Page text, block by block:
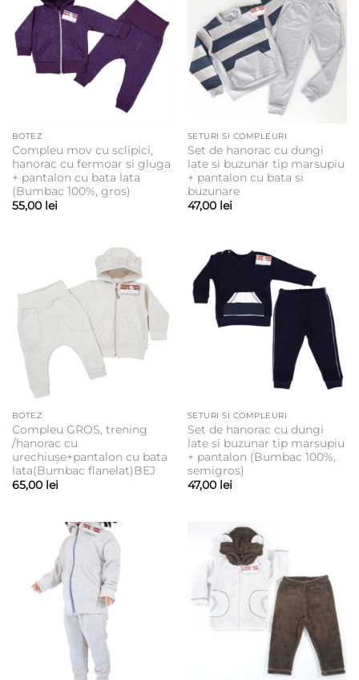
BOTEZ
Compleu mov cu sclipici,
hanorac cu fermoar si gluga
+ pantalon cu bata lata
(Bumbac 100%, gros)
55,00 lei
SETURI SI COMPLEURI
Set de hanorac cu dungi
late si buzunar tip marsupiu
+ pantalon cu bata si
buzunare
47,00 lei
BOTEZ
Compleu GROS, trening
/hanorac cu
urechiușe+pantalon cu bata
lata(Bumbac flanelat)BEJ
65,00 lei
SETURI SI COMPLEURI
Set de hanorac cu dungi
late si buzunar tip marsupiu
+ pantalon (Bumbac 100%,
semigros)
47,00 lei